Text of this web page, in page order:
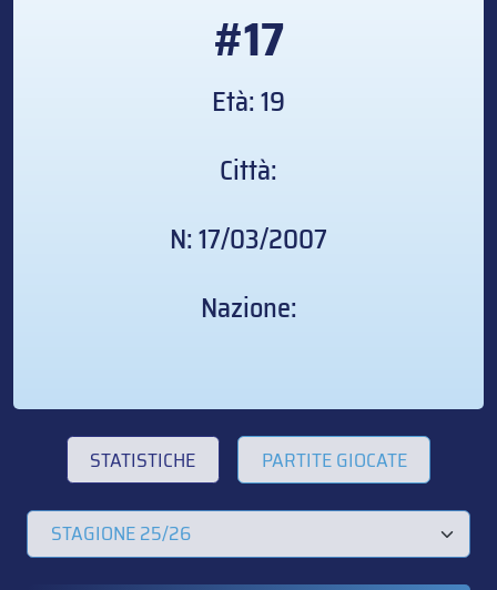
#17
Età: 19
Città:
N: 17/03/2007
Nazione:
STATISTICHE PARTITE GIOCATE